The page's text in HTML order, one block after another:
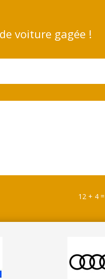
voiture gagée !
12 + 4=